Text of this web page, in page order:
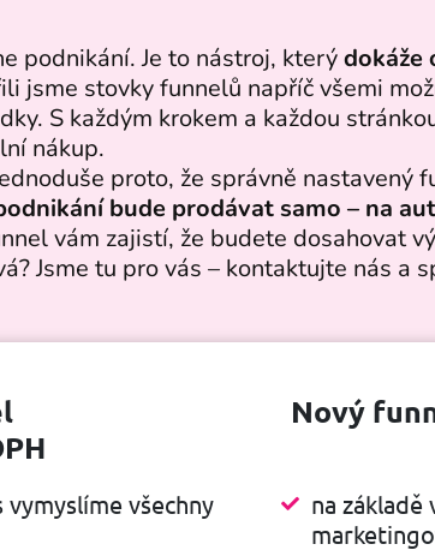
podnikání. Je to nástroj, kterýdokáže
jsme stovky funnelů napříč všemi
S každým krokem a každou
nákup.
proto, že správně nastavený
bude prodávat samo – na
vám zajistí, že budete dosahovat
Jsme tu pro vás – kontaktujte nás a
vymyslíme všechny
Nový
na základě